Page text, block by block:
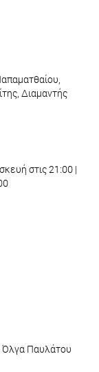
Διαμαντής
στις 21:00 |
Όλγα Παυλάτου